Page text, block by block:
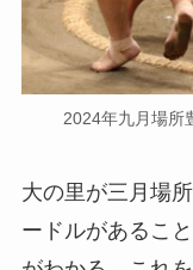
2024年九月場所
大の里が三月場
ードルがあること